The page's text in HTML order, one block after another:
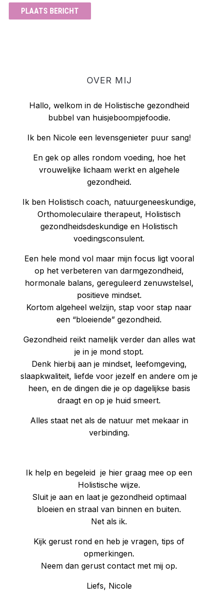
OVER MIJ
Hallo, welkom in de Holistische gezondheid
bubbel van huisjeboompjefoodie.
Ik ben Nicole een levensgenieter puur sang!
En gek op alles rondom voeding, hoe het
vrouwelijke lichaam werkt en algehele
gezondheid.
Ik ben Holistisch coach, natuurgeneeskundige,
Orthomoleculaire therapeut, Holistisch
gezondheidsdeskundige en Holistisch
voedingsconsulent.
Een hele mond vol maar mijn focus ligt vooral
op het verbeteren van darmgezondheid,
hormonale balans, gereguleerd zenuwstelsel,
positieve mindset.
Kortom algeheel welzijn, stap voor stap naar
een “bloeiende” gezondheid.
Gezondheid reikt namelijk verder dan alles wat
je in je mond stopt.
Denk hierbij aan je mindset, leefomgeving,
slaapkwaliteit, liefde voor jezelf en andere om je
heen, en de dingen die je op dagelijkse basis
draagt en op je huid smeert.
Alles staat net als de natuur met mekaar in
verbinding.
Ik help en begeleid je hier graag mee op een
Holistische wijze.
Sluit je aan en laat je gezondheid optimaal
bloeien en straal van binnen en buiten.
Net als ik.
Kijk gerust rond en heb je vragen, tips of
opmerkingen.
Neem dan gerust contact met mij op.
Liefs, Nicole